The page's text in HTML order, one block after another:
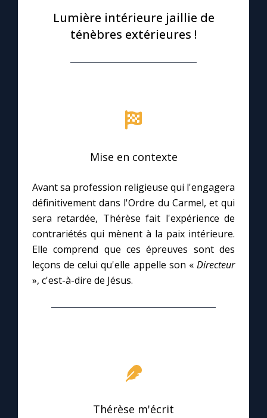
Le magazine
Le site internet
L'Évangile chaque jour
Les premiers samedis du mois
Marie qui défait les nœuds
Lumière intérieure jaillie de
ténèbres extérieures !
Mise en contexte
Avant sa profession religieuse qui l'engagera
définitivement dans l'Ordre du Carmel, et qui
sera retardée, Thérèse fait l'expérience de
contrariétés qui mènent à la paix intérieure.
Elle comprend que ces épreuves sont des
leçons de celui qu'elle appelle son « Directeur
», c'est-à-dire de Jésus.
Thérèse m'écrit